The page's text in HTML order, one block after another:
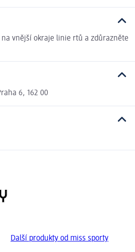
vnější okraje linie rtů a zdůrazněte
6, 162 00
Další produkty od miss sporty